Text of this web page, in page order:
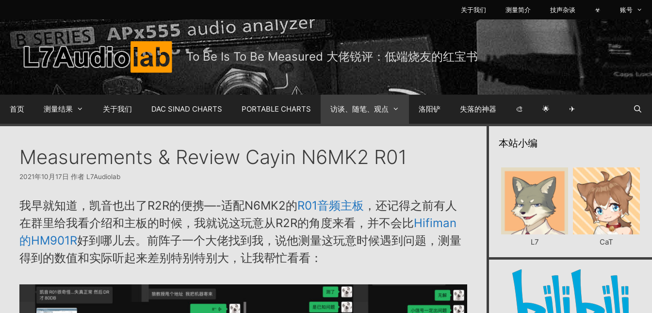
内
容
关于我们 测量简介 技声杂谈 ☣ 账号
To Be Is To Be Measured 大佬锐评：低端烧友的红宝书
首页 测量结果 关于我们 DAC SINAD CHARTS PORTABLE CHARTS 访谈、随笔、观点 洛阳铲 失落的神器 🎨 🌟 ✈
Measurements & Review Cayin N6MK2 R01
2021年10月17日 作者 L7Audiolab
我早就知道，凯音也出了R2R的便携—-适配N6MK2的R01音频主板 ，还记得之前有人
在群里给我看介绍和主板的时候，我就说这玩意从R2R的角度来看，并不会比Hifiman
的HM901R好到哪儿去。前阵子一个大佬找到我，说他测量这玩意时候遇到问题，测量
得到的数值和实际听起来差别特别特别大，让我帮忙看看：
本站小编
L7 CaT